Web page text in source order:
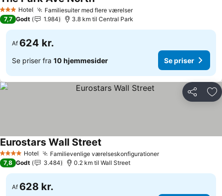
3 StjernerHotel Familiesuiter med flere værelser
7,7 Godt 1.984 3.8 km til Central Park
Af 624 kr.
Se priser fra 10 hjemmesider Se priser
Del
4 StjernerHotel Familievenlige værelseskonfigurationer
Eurostars Wall Street
7,8 Godt 3.484 0.2 km til Wall Street
Af 628 kr.